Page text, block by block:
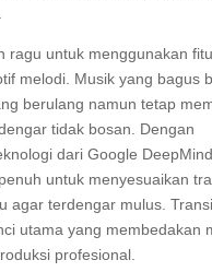
ragu untuk menggunakan
melodi. Musik yang bagus
berulang namun tetap
tidak bosan. Dengan
dari Google
untuk menyesuaikan
agar terdengar mulus.
utama yang membedakan
profesional.